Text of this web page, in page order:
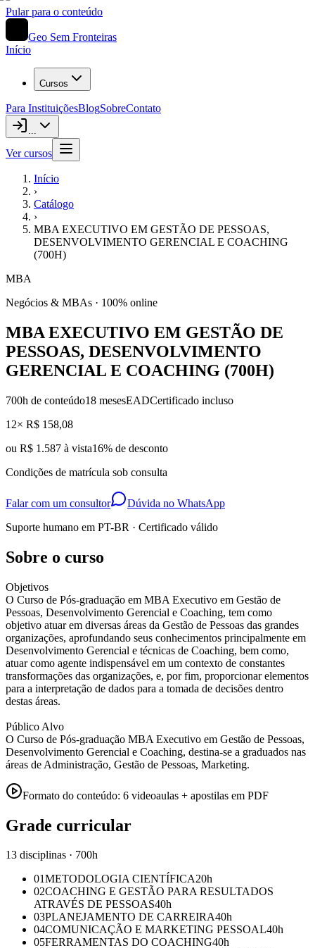
Pular para o conteúdo
Geo Sem Fronteiras
Início
Cursos
Para InstituiçõesBlogSobreContato
...
Ver cursos
Início
›
Catálogo
›
MBA EXECUTIVO EM GESTÃO DE PESSOAS,
DESENVOLVIMENTO GERENCIAL E COACHING
(700H)
MBA
Negócios & MBAs · 100% online
MBA EXECUTIVO EM GESTÃO DE
PESSOAS, DESENVOLVIMENTO
GERENCIAL E COACHING (700H)
700h de conteúdo18 mesesEADCertificado incluso
12× R$ 158,08
ou R$ 1.587 à vista16% de desconto
Condições de matrícula sob consulta
Falar com um consultor
Dúvida no WhatsApp
Suporte humano em PT-BR · Certificado válido
Sobre o curso
Objetivos
O Curso de Pós-graduação em MBA Executivo em Gestão de
Pessoas, Desenvolvimento Gerencial e Coaching, tem como
objetivo atuar em diversas áreas da Gestão de Pessoas das grandes
organizações, aprofundando seus conhecimentos principalmente em
Desenvolvimento Gerencial e técnicas de Coaching, bem como,
atuar como agente indispensável em um contexto de constantes
transformações das organizações, e, por fim, proporcionar elementos
para a interpretação de dados para a tomada de decisões dentro
destas áreas.
Público Alvo
O Curso de Pós-graduação MBA Executivo em Gestão de Pessoas,
Desenvolvimento Gerencial e Coaching, destina-se a graduados nas
áreas de Administração, Gestão de Pessoas, Marketing.
Formato do conteúdo: 6 videoaulas + apostilas em PDF
Grade curricular
13 disciplinas · 700h
01METODOLOGIA CIENTÍFICA20h
02COACHING E GESTÃO PARA RESULTADOS
ATRAVÉS DE PESSOAS40h
03PLANEJAMENTO DE CARREIRA40h
04COMUNICAÇÃO E MARKETING PESSOAL40h
05FERRAMENTAS DO COACHING40h